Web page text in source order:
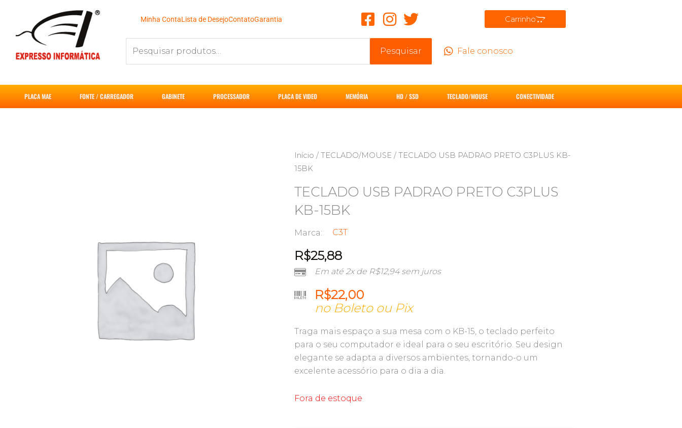
conteúdo
Minha ContaLista de DesejoContatoGarantia Carrinho
por:
Pesquisar Fale conosco
PLACA MAE FONTE / CARREGADOR GABINETE PROCESSADOR PLACA DE VIDEO MEMÓRIA HD / SSD TECLADO/MOUSE CONECTIVIDADE
Início / TECLADO/MOUSE / TECLADO USB PADRAO PRETO C3PLUS KB-
15BK
TECLADO USB PADRAO PRETO C3PLUS
KB-15BK
Marca: C3T
R$25,88
Em até 2x de R$12,94sem juros
R$22,00
no Boleto ou Pix
Traga mais espaço a sua mesa com o KB-15, o teclado perfeito
para o seu computador e ideal para o seu escritório. Seu design
elegante se adapta a diversos ambientes, tornando-o um
excelente acessório para o dia a dia.
Fora de estoque